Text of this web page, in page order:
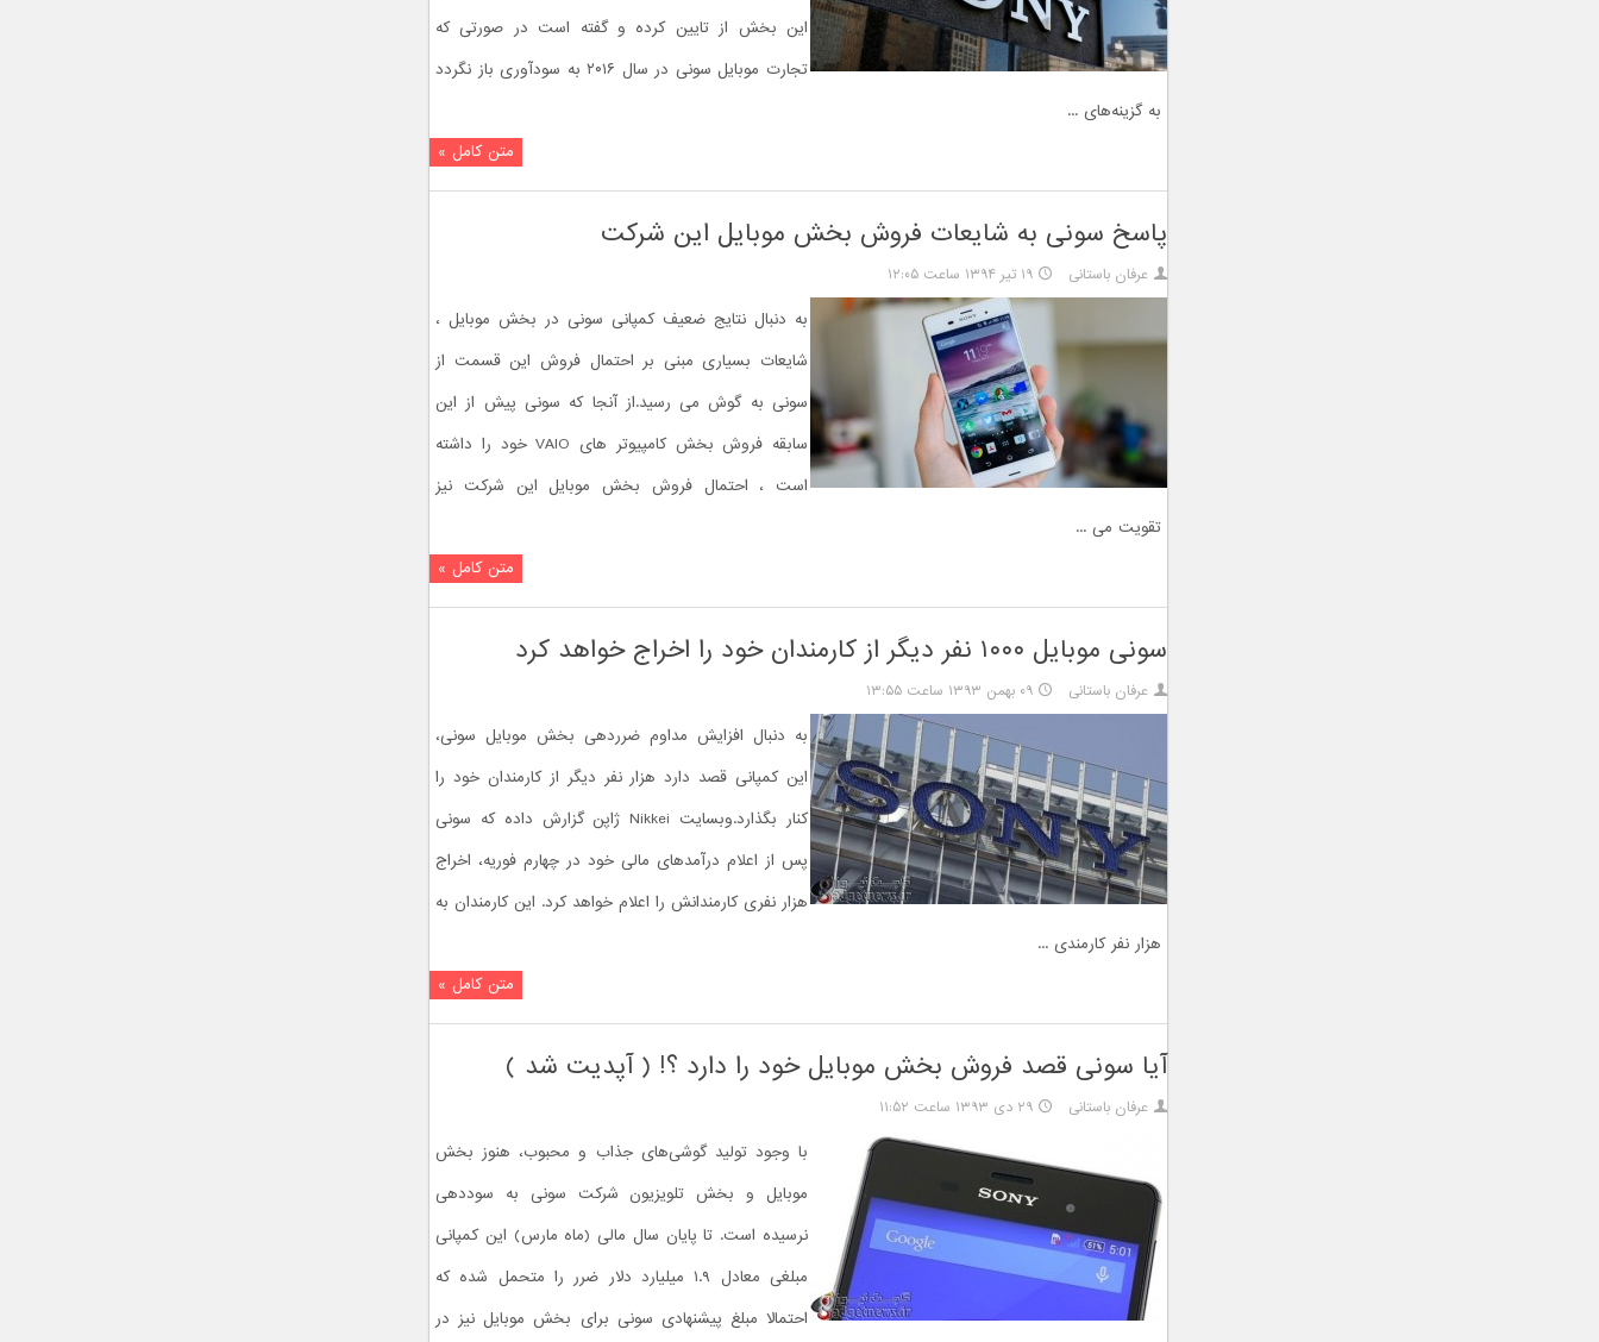
این بخش از تایین کرده و گفته است در صورتی که
تجارت موبایل سونی در سال ۲۰۱۶ به سودآوری باز نگردد
به گزینه‌های ...
متن کامل »
پاسخ سونی به شایعات فروش بخش موبایل این شرکت
عرفان باستانی ۱۹ تیر ۱۳۹۴ ساعت ۱۲:۰۵
به دنبال نتایج ضعیف کمپانی سونی در بخش موبایل ،
شایعات بسیاری مبنی بر احتمال فروش این قسمت از
سونی به گوش می رسید.از آنجا که سونی پیش از این
سابقه فروش بخش کامپیوتر های VAIO خود را داشته
است ، احتمال فروش بخش موبایل این شرکت نیز
تقویت می ...
متن کامل »
سونی موبایل ۱۰۰۰ نفر دیگر از کارمندان خود را اخراج خواهد کرد
عرفان باستانی ۰۹ بهمن ۱۳۹۳ ساعت ۱۳:۵۵
به دنبال افزایش مداوم ضرردهی بخش موبایل سونی،
این کمپانی قصد دارد هزار نفر دیگر از کارمندان خود را
کنار بگذارد.وبسایت Nikkei ژاپن گزارش داده که سونی
پس از اعلام درآمدهای مالی خود در چهارم فوریه، اخراج
هزار نفری کارمندانش را اعلام خواهد کرد. این کارمندان به
هزار نفر کارمندی ...
متن کامل »
آیا سونی قصد فروش بخش موبایل خود را دارد ؟! ( آپدیت شد )
عرفان باستانی ۲۹ دی ۱۳۹۳ ساعت ۱۱:۵۲
با وجود تولید گوشی‌های جذاب و محبوب، هنوز بخش
موبایل و بخش تلویزیون شرکت سونی به سوددهی
نرسیده است. تا پایان سال مالی (ماه مارس) این کمپانی
مبلغی معادل ۱.۹ میلیارد دلار ضرر را متحمل شده که
احتمالا مبلغ پیشنهادی سونی برای بخش موبایل نیز در